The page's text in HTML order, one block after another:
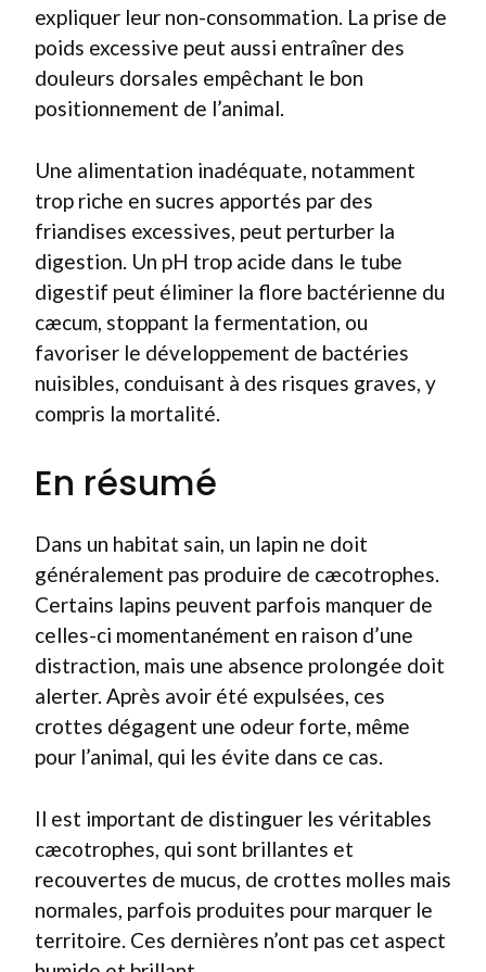
expliquer leur non-consommation. La prise de
poids excessive peut aussi entraîner des
douleurs dorsales empêchant le bon
positionnement de l’animal.
Une alimentation inadéquate, notamment
trop riche en sucres apportés par des
friandises excessives, peut perturber la
digestion. Un pH trop acide dans le tube
digestif peut éliminer la flore bactérienne du
cæcum, stoppant la fermentation, ou
favoriser le développement de bactéries
nuisibles, conduisant à des risques graves, y
compris la mortalité.
En résumé
Dans un habitat sain, un lapin ne doit
généralement pas produire de cæcotrophes.
Certains lapins peuvent parfois manquer de
celles-ci momentanément en raison d’une
distraction, mais une absence prolongée doit
alerter. Après avoir été expulsées, ces
crottes dégagent une odeur forte, même
pour l’animal, qui les évite dans ce cas.
Il est important de distinguer les véritables
cæcotrophes, qui sont brillantes et
recouvertes de mucus, de crottes molles mais
normales, parfois produites pour marquer le
territoire. Ces dernières n’ont pas cet aspect